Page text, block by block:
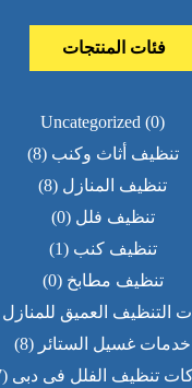
فئات المنتجات
Uncategorized (0)
تنظيف أثاث وكنب (8)
تنظيف المنازل (8)
تنظيف فلل (0)
تنظيف كنب (1)
تنظيف مطابخ (0)
التنظيف العميق للمنازل
خدمات غسيل الستائر (8)
تنظيف الفلل فى دبى (7)